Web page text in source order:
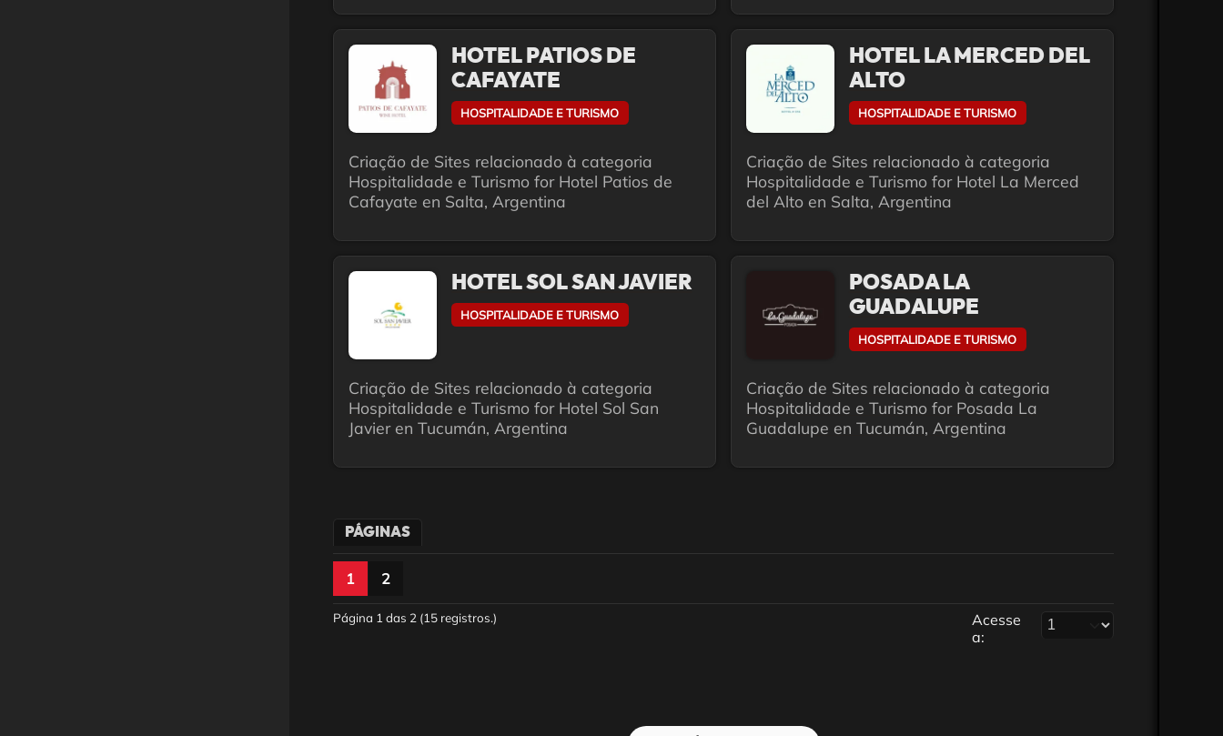
HOTEL PATIOS DE
CAFAYATE
HOSPITALIDADE E TURISMO
Criação de Sites relacionado à categoria
Hospitalidade e Turismo for Hotel Patios de
Cafayate en Salta, Argentina
HOTEL LA MERCED DEL
ALTO
HOSPITALIDADE E TURISMO
Criação de Sites relacionado à categoria
Hospitalidade e Turismo for Hotel La Merced
del Alto en Salta, Argentina
HOTEL SOL SAN JAVIER
HOSPITALIDADE E TURISMO
Criação de Sites relacionado à categoria
Hospitalidade e Turismo for Hotel Sol San
Javier en Tucumán, Argentina
POSADA LA
GUADALUPE
HOSPITALIDADE E TURISMO
Criação de Sites relacionado à categoria
Hospitalidade e Turismo for Posada La
Guadalupe en Tucumán, Argentina
PÁGINAS
1 2
Página 1 das 2 (15 registros.)
Acesse
a: